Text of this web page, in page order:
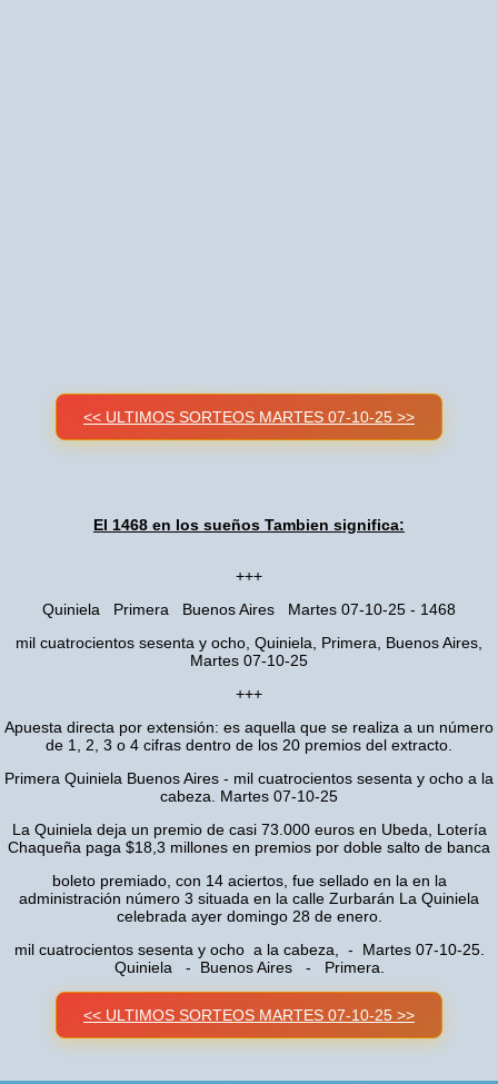
<< ULTIMOS SORTEOS MARTES 07-10-25 >>
El 1468 en los sueños Tambien significa:
+++
Quiniela Primera Buenos Aires Martes 07-10-25 - 1468
mil cuatrocientos sesenta y ocho, Quiniela, Primera, Buenos Aires,
Martes 07-10-25
+++
Apuesta directa por extensión: es aquella que se realiza a un número
de 1, 2, 3 o 4 cifras dentro de los 20 premios del extracto.
Primera Quiniela Buenos Aires - mil cuatrocientos sesenta y ocho a la
cabeza. Martes 07-10-25
La Quiniela deja un premio de casi 73.000 euros en Ubeda, Lotería
Chaqueña paga $18,3 millones en premios por doble salto de banca
boleto premiado, con 14 aciertos, fue sellado en la en la
administración número 3 situada en la calle Zurbarán La Quiniela
celebrada ayer domingo 28 de enero.
mil cuatrocientos sesenta y ocho a la cabeza, - Martes 07-10-25.
Quiniela - Buenos Aires - Primera.
<< ULTIMOS SORTEOS MARTES 07-10-25 >>